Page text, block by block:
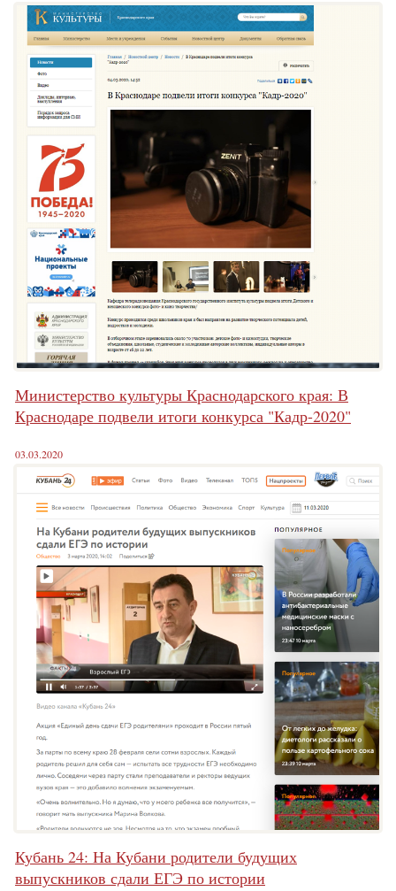
Министерство культуры Краснодарского края: В
Краснодаре подвели итоги конкурса "Кадр-2020"
03.03.2020
Кубань 24: На Кубани родители будущих
выпускников сдали ЕГЭ по истории